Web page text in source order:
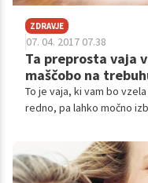
ZDRAVJE
07. 04. 2017 07.38
Ta preprosta vaja
maščobo na
To je vaja, ki vam bo
redno, pa lahko močno
prilagodite prehrano, a
čvrst trebuh.